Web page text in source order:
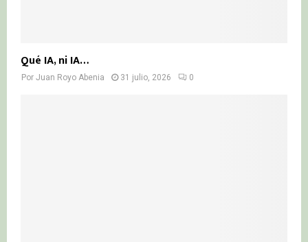
Qué IA, ni IA…
Por Juan Royo Abenia 31 julio, 2026 0